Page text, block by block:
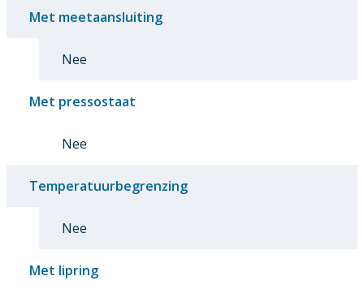
Met meetaansluiting
Nee
Met pressostaat
Nee
Temperatuurbegrenzing
Nee
Met lipring